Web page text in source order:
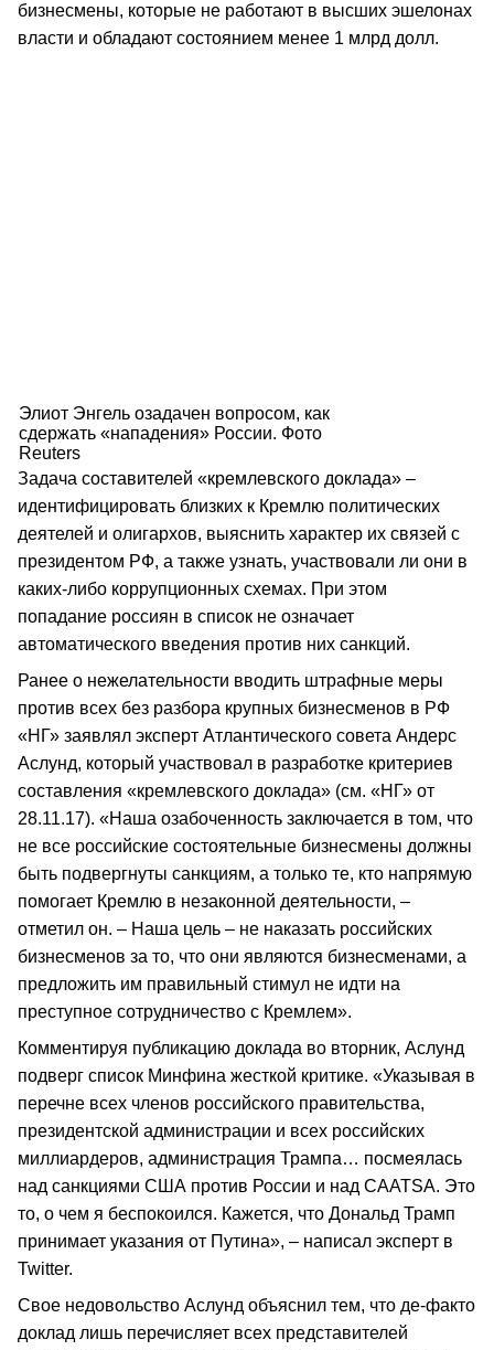
бизнесмены, которые не работают в высших эшелонах
власти и обладают состоянием менее 1 млрд долл.
Элиот Энгель озадачен вопросом, как
сдержать «нападения» России. Фото
Reuters
Задача составителей «кремлевского доклада» –
идентифицировать близких к Кремлю политических
деятелей и олигархов, выяснить характер их связей с
президентом РФ, а также узнать, участвовали ли они в
каких-либо коррупционных схемах. При этом
попадание россиян в список не означает
автоматического введения против них санкций.
Ранее о нежелательности вводить штрафные меры
против всех без разбора крупных бизнесменов в РФ
«НГ» заявлял эксперт Атлантического совета Андерс
Аслунд, который участвовал в разработке критериев
составления «кремлевского доклада» (см. «НГ» от
28.11.17). «Наша озабоченность заключается в том, что
не все российские состоятельные бизнесмены должны
быть подвергнуты санкциям, а только те, кто напрямую
помогает Кремлю в незаконной деятельности, –
отметил он. – Наша цель – не наказать российских
бизнесменов за то, что они являются бизнесменами, а
предложить им правильный стимул не идти на
преступное сотрудничество с Кремлем».
Комментируя публикацию доклада во вторник, Аслунд
подверг список Минфина жесткой критике. «Указывая в
перечне всех членов российского правительства,
президентской администрации и всех российских
миллиардеров, администрация Трампа… посмеялась
над санкциями США против России и над CAATSA. Это
то, о чем я беспокоился. Кажется, что Дональд Трамп
принимает указания от Путина», – написал эксперт в
Twitter.
Свое недовольство Аслунд объяснил тем, что де-факто
доклад лишь перечисляет всех представителей